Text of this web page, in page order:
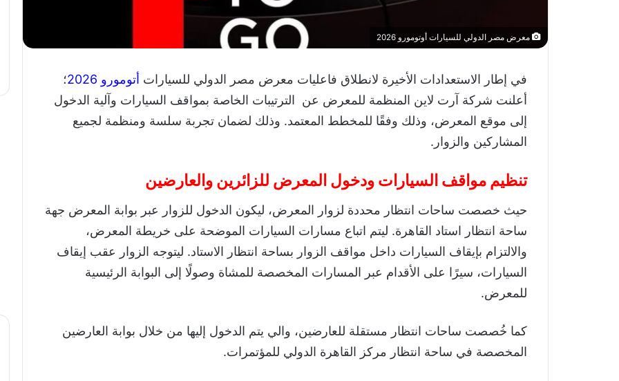
معرض مصر الدولي للسيارات أوتومورو 2026
في إطار الاستعدادات الأخيرة لانطلاق فاعليات معرض مصر الدولي للسيارات أتومورو 2026
؛
أعلنت شركة آرت لاين المنظمة للمعرض عن الترتيبات الخاصة بمواقف السيارات وآلية الدخول
إلى موقع المعرض، وذلك وفقًا للمخطط المعتمد. وذلك لضمان تجربة سلسة ومنظمة لجميع
المشاركين والزوار.
تنظيم مواقف السيارات ودخول المعرض للزائرين والعارضين
حيث خصصت ساحات انتظار محددة لزوار المعرض، ليكون الدخول للزوار عبر بوابة المعرض جهة
ساحة انتظار استاد القاهرة. ليتم اتباع مسارات السيارات الموضحة على خريطة المعرض،
والالتزام بإيقاف السيارات داخل مواقف الزوار بساحة انتظار الاستاد. ليتوجه الزوار عقب إيقاف
السيارات، سيرًا على الأقدام عبر المسارات المخصصة للمشاة وصولًا إلى البوابة الرئيسية
للمعرض.
كما خُصصت ساحات انتظار مستقلة للعارضين، والي يتم الدخول إليها من خلال بوابة العارضين
المخصصة في ساحة انتظار مركز القاهرة الدولي للمؤتمرات.